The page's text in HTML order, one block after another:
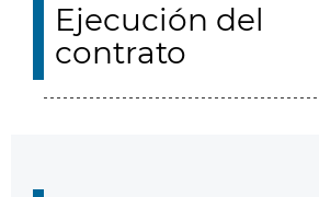
Ejecución del
contrato